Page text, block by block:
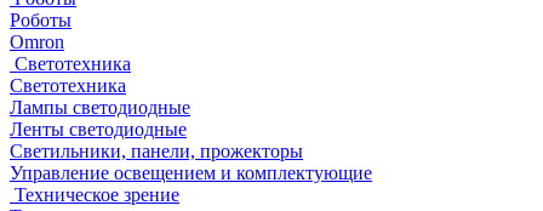
Роботы
Omron
Светотехника
Светотехника
Лампы светодиодные
Ленты светодиодные
Светильники, панели, прожекторы
Управление освещением и комплектующие
Техническое зрение